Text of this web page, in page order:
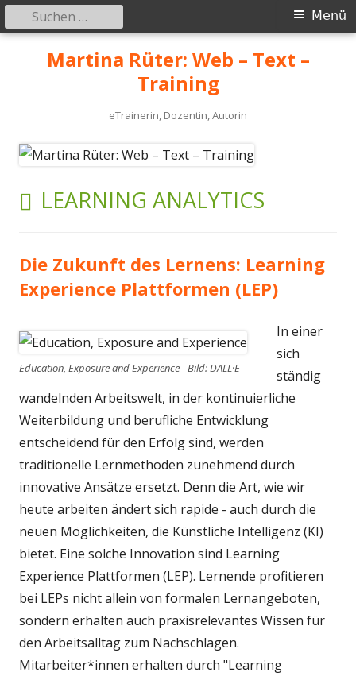
Martina Rüter: Web – Text –
Training
eTrainerin, Dozentin, Autorin
Primäres
Menü
Menü
Suchen
nach:
SCHLAGWORT:
LEARNING ANALYTICS
Die Zukunft des Lernens: Learning
Experience Plattformen (LEP)
Education, Exposure and Experience - Bild: DALL·E
In einer
sich
ständig
wandelnden Arbeitswelt, in der kontinuierliche
Weiterbildung und berufliche Entwicklung
entscheidend für den Erfolg sind, werden
traditionelle Lernmethoden zunehmend durch
innovative Ansätze ersetzt. Denn die Art, wie wir
heute arbeiten ändert sich rapide - auch durch die
neuen Möglichkeiten, die Künstliche Intelligenz (KI)
bietet. Eine solche Innovation sind Learning
Experience Plattformen (LEP). Lernende profitieren
bei LEPs nicht allein von formalen Lernangeboten,
sondern erhalten auch praxisrelevantes Wissen für
den Arbeitsalltag zum Nachschlagen.
Mitarbeiter*innen erhalten durch "Learning